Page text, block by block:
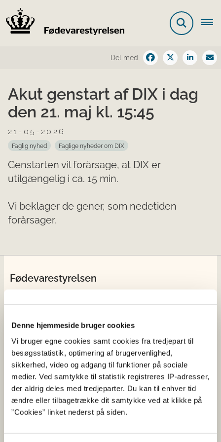
Denne hjemmeside bruger cookies
Vi bruger egne cookies samt cookies fra tredjepart til
besøgsstatistik, optimering af brugervenlighed,
sikkerhed, video og adgang til funktioner på sociale
medier. Ved samtykke til statistik registreres IP-adresser,
der aldrig deles med tredjeparter. Du kan til enhver tid
ændre eller tilbagetrække dit samtykke ved at klikke på
”Cookies” linket nederst på siden.
Del med
Akut genstart af DIX i dag
den 21. maj kl. 15:45
21-05-2026
Faglig nyhed Faglige nyheder om DIX
Genstarten vil forårsage, at DIX er
utilgængelig i ca. 15 min.
Vi beklager de gener, som nedetiden
forårsager.
Fødevarestyrelsen
fødevarekæden fra jord til bord med fokus på
officielle Kostråd og smileykontroller, som du kender
fra cafeer, restauranter og supermarkeder.
Kontakt
Fødevarestyrelsen
Stationsparken 31-33